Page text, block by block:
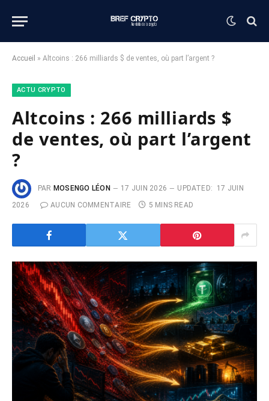
Accueil » Altcoins : 266 milliards $ de ventes, où part l’argent ?
ACTU CRYPTO
Altcoins : 266 milliards $
de ventes, où part l’argent
?
PAR MOSENGO LÉON 17 JUIN 2026 UPDATED:
17 JUIN
2026
AUCUN COMMENTAIRE 5 MINS READ